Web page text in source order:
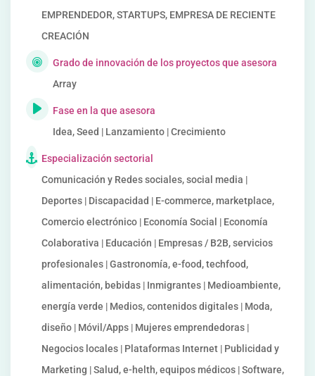
EMPRENDEDOR, STARTUPS, EMPRESA DE RECIENTE
CREACIÓN
Grado de innovación de los proyectos que asesora
Array
Fase en la que asesora
Idea, Seed | Lanzamiento | Crecimiento
Especialización sectorial
Comunicación y Redes sociales, social media |
Deportes | Discapacidad | E-commerce, marketplace,
Comercio electrónico | Economía Social | Economía
Colaborativa | Educación | Empresas / B2B, servicios
profesionales | Gastronomía, e-food, techfood,
alimentación, bebidas | Inmigrantes | Medioambiente,
energía verde | Medios, contenidos digitales | Moda,
diseño | Móvil/Apps | Mujeres emprendedoras |
Negocios locales | Plataformas Internet | Publicidad y
Marketing | Salud, e-helth, equipos médicos | Software,